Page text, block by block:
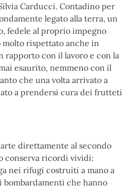
Carducci. Contadino per
legato alla terra, un
fedele al proprio impegno
rispettato anche in
rapporto con il lavoro e con la
esaurito, nemmeno con il
che una volta arrivato a
a prendersi cura dei frutteti
direttamente al secondo
conserva ricordi vividi:
nei rifugi costruiti a mano a
bombardamenti che hanno